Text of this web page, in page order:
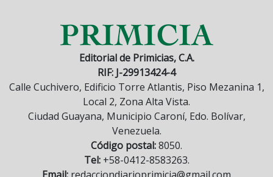
Editorial de Primicias, C.A.
RIF: J-29913424-4
Calle Cuchivero, Edificio Torre Atlantis, Piso Mezanina 1,
Local 2, Zona Alta Vista.
Ciudad Guayana, Municipio Caroní, Edo. Bolívar,
Venezuela.
Código postal:8050.
Tel:+58-0412-8583263.